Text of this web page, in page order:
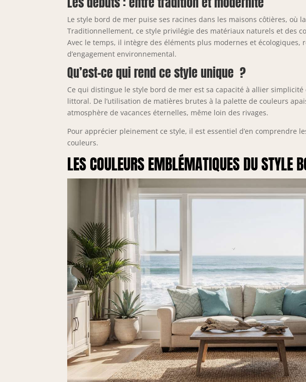
Le style bord de mer puise ses racines dans les maisons côtières, où
Traditionnellement, ce style privilégie des matériaux naturels et des
Avec le temps, il intègre des éléments plus modernes et
d’engagement environnemental.
Qu’est-ce qui rend ce style unique ?
Ce qui distingue le style bord de mer est sa capacité à allier simplicité
littoral. De l’utilisation de matières brutes à la palette de couleurs
atmosphère de vacances éternelles, même loin des rivages.
Pour apprécier pleinement ce style, il est essentiel d’en comprendre
couleurs.
LES COULEURS EMBLÉMATIQUES DU STYLE